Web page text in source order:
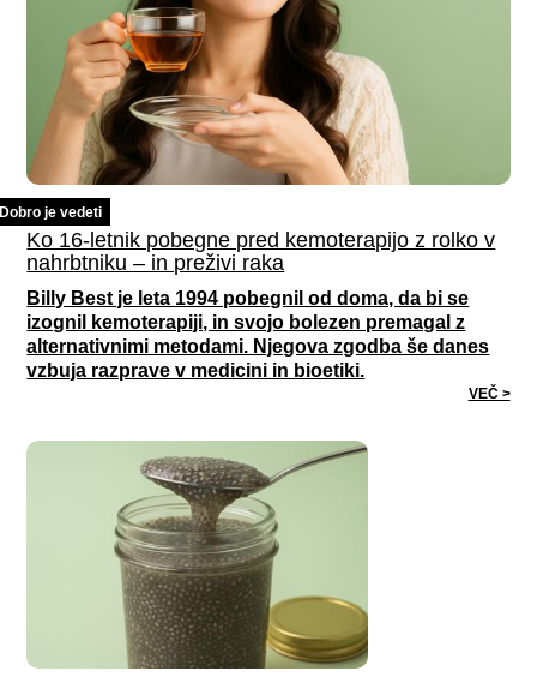
Dobro je vedeti
Ko 16-letnik pobegne pred kemoterapijo z rolko v
nahrbtniku – in preživi raka
Billy Best je leta 1994 pobegnil od doma, da bi se
izognil kemoterapiji, in svojo bolezen premagal z
alternativnimi metodami. Njegova zgodba še danes
vzbuja razprave v medicini in bioetiki.
VEČ >